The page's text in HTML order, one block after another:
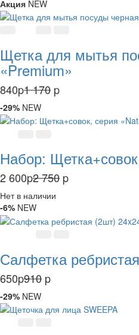
Акция NEW
Щетка для мытья
«Premium»
840p1 170 p
-29% NEW
Набор:
2 600p2 750 p
Нет в наличии
-6% NEW
Салфетка
650p910 p
-29% NEW